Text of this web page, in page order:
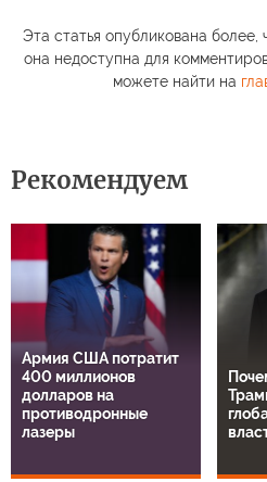
Эта статья опубликована более,
она недоступна для
можете найти на
Рекомендуем
Армия США потратит
400 миллионов
долларов на
противодронные
лазеры